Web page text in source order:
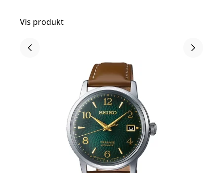
Vis produkt